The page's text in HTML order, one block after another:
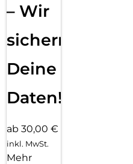
– Wir
sichern
Deine
Daten!
ab 30,00 €
inkl. MwSt.
Mehr